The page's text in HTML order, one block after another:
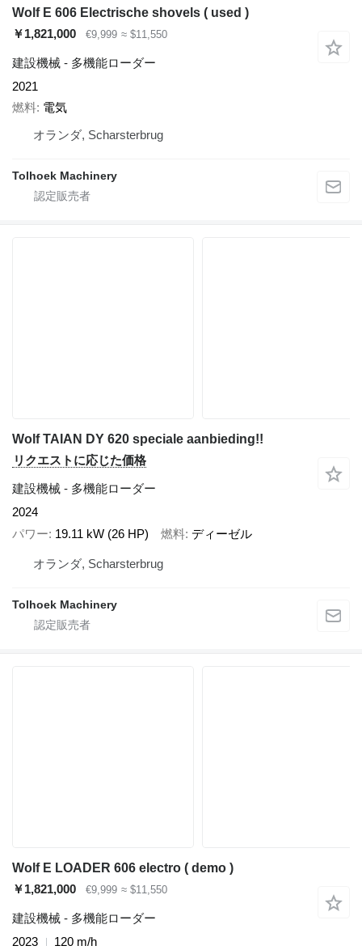
Wolf E 606 Electrische shovels ( used )
￥1,821,000
€9,999 ≈ $11,550
建設機械 - 多機能ローダー
2021
燃料 電気
オランダ, Scharsterbrug
Tolhoek Machinery
Wolf TAIAN DY 620 speciale aanbieding!!
リクエストに応じた価格
建設機械 - 多機能ローダー
2024
パワー 19.11 kW (26 HP) 燃料 ディーゼル
オランダ, Scharsterbrug
Tolhoek Machinery
Wolf E LOADER 606 electro ( demo )
￥1,821,000
€9,999 ≈ $11,550
建設機械 - 多機能ローダー
2023
120 m/h